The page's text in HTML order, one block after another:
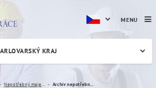
KRAJ
MENU